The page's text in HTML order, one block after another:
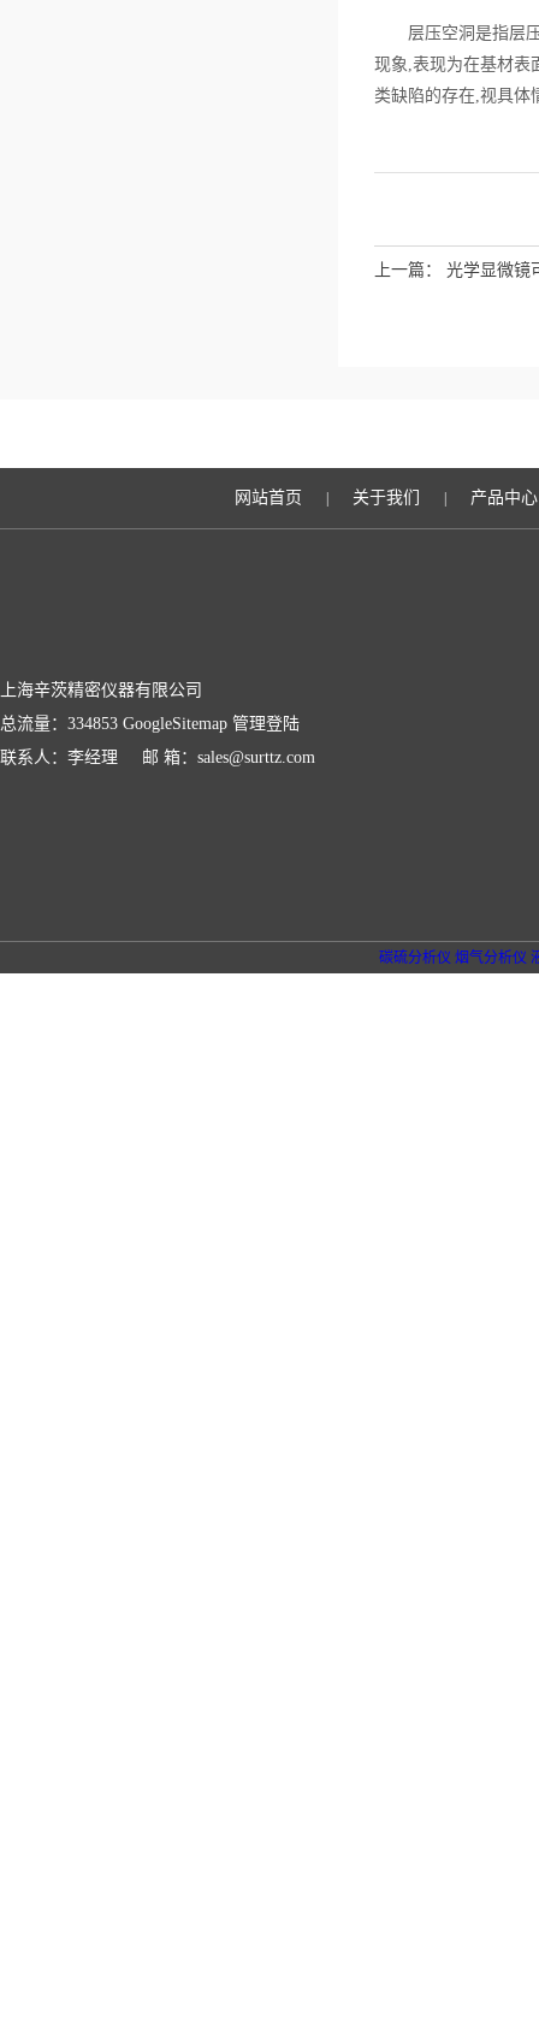
层压空洞是指层压
现象,表现为在基材表
类缺陷的存在,视具体
上一篇： 光学显微镜
网站首页 关于我们 产品中心
上海辛茨精密仪器有限公司
总流量：334853 GoogleSitemap 管理登陆
联系人：李经理 邮 箱：sales@surttz.com
碳硫分析仪 烟气分析仪